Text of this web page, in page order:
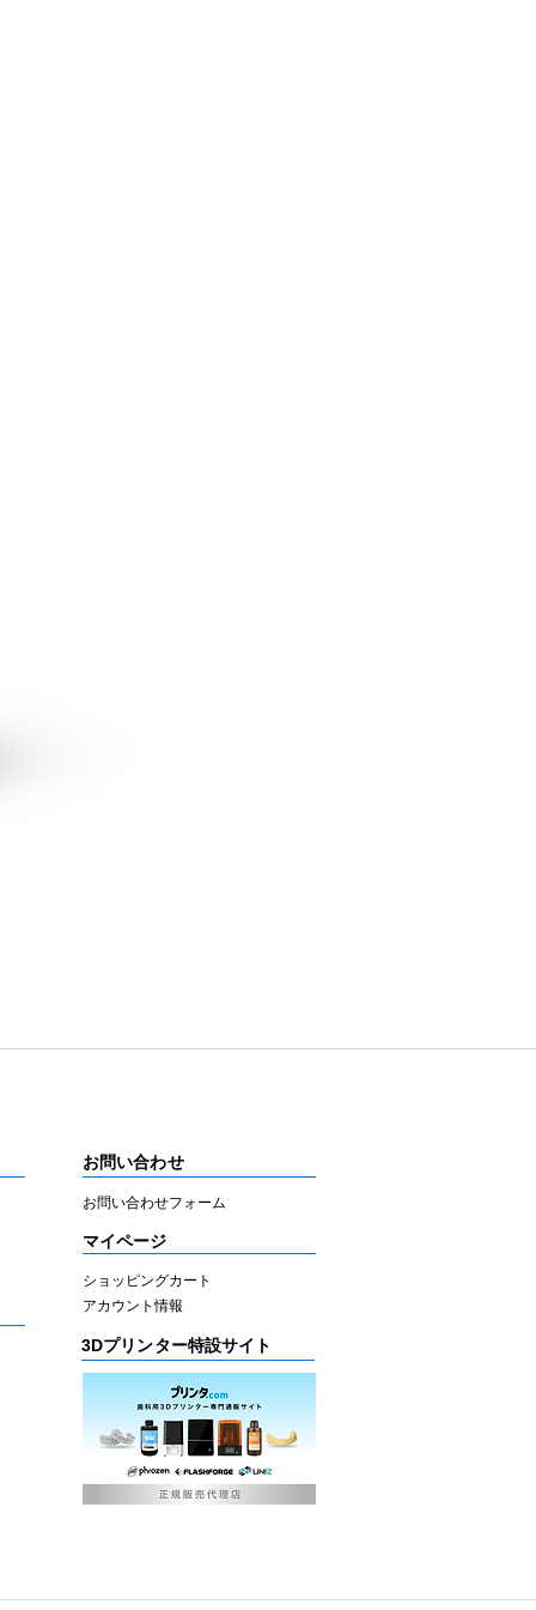
お問い合わせ
お問い合わせフォーム
マイページ
ショッピングカート
アカウント情報
3Dプリンター特設サイト